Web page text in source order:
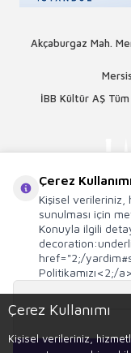
Çerez Kullanımı
Kişisel verileriniz,
Akçaburgaz Mah.
İBB Kültür AŞ
E-
Çerez Kullanımı
Kişisel
sunulması için
Konuyla ilgili
href="2;/
Politikamızı<2;/